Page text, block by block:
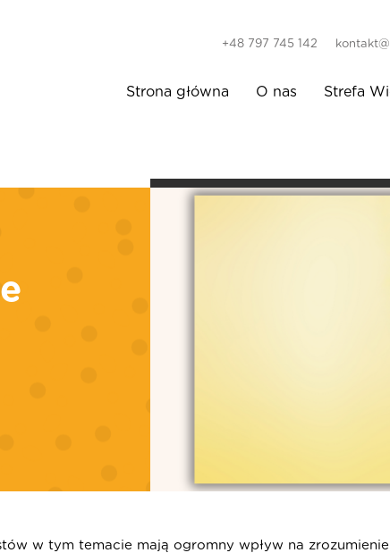
+48 797 745 142
Strona główna O nas Strefa
w tym temacie mają ogromny wpływ na